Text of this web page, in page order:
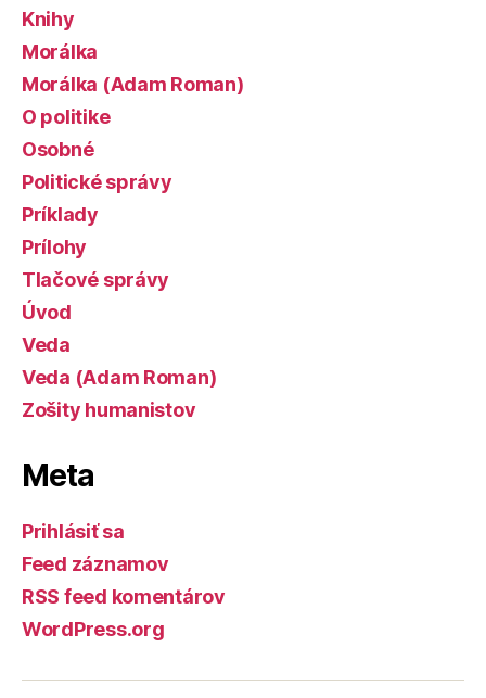
Knihy
Morálka
Morálka (Adam Roman)
O politike
Osobné
Politické správy
Príklady
Prílohy
Tlačové správy
Úvod
Veda
Veda (Adam Roman)
Zošity humanistov
Meta
Prihlásiť sa
Feed záznamov
RSS feed komentárov
WordPress.org